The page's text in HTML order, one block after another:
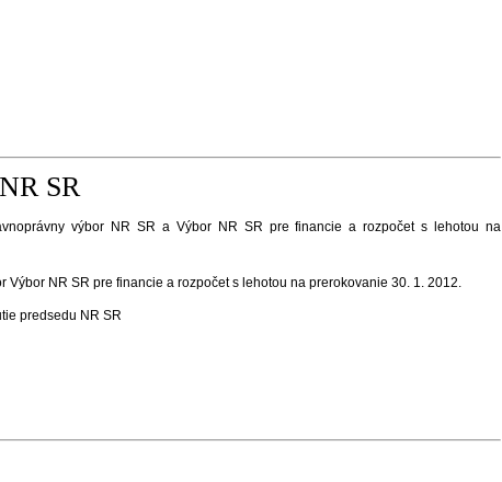
SR
výbor NR SR a Výbor NR SR pre financie a rozpočet s lehotou na
Výbor NR SR pre financie a rozpočet s lehotou na prerokovanie 30. 1. 2012.
predsedu NR SR